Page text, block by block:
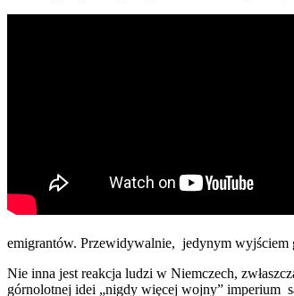
emigrantów. Przewidywalnie, jedynym wyjściem
Nie inna jest reakcja ludzi w Niemczech,
górnolotnej idei „nigdy więcej wojny” imperium